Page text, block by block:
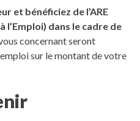
et bénéficiez de l’ARE
l’Emploi) dans le cadre de
concernant seront
sur le montant de votre